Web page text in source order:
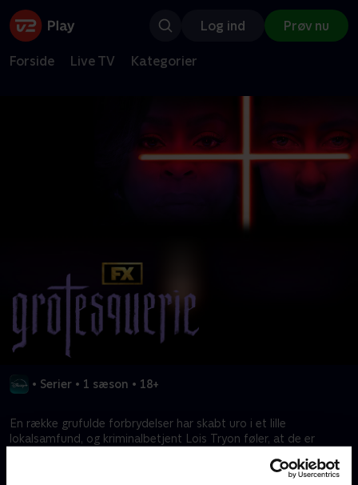
Log ind Prøv nu
Forside Live TV Kategorier
• Serier • 1 sæson • 18+
En række grufulde forbrydelser har skabt uro i et lille
lokalsamfund, og kriminalbetjent Lois Tryon føler, at de er